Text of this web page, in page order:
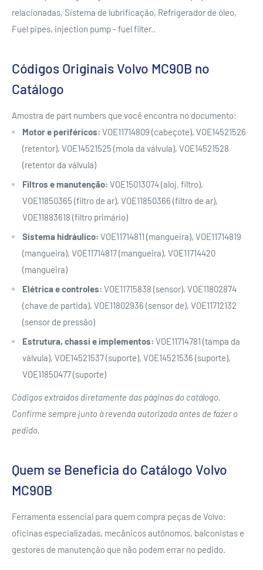
relacionadas, Sistema de lubrificação, Refrigerador de óleo,
Fuel pipes, injection pump - fuel filter..
Códigos Originais Volvo MC90B no
Catálogo
Amostra de part numbers que você encontra no documento:
Motor e periféricos: VOE11714809 (cabeçote), VOE14521526
(retentor), VOE14521525 (mola da válvula), VOE14521528
(retentor da válvula)
Filtros e manutenção: VOE15013074 (aloj. filtro),
VOE11850365 (filtro de ar), VOE11850366 (filtro de ar),
VOE11883618 (filtro primário)
Sistema hidráulico: VOE11714811 (mangueira), VOE11714819
(mangueira), VOE11714817 (mangueira), VOE11714420
(mangueira)
Elétrica e controles: VOE11715838 (sensor), VOE11802874
(chave de partida), VOE11802936 (sensor de), VOE11712132
(sensor de pressão)
Estrutura, chassi e implementos: VOE11714781 (tampa da
válvula), VOE14521537 (suporte), VOE14521536 (suporte),
VOE11850477 (suporte)
Códigos extraídos diretamente das páginas do catálogo.
Confirme sempre junto à revenda autorizada antes de fazer o
pedido.
Quem se Beneficia do Catálogo Volvo
MC90B
Ferramenta essencial para quem compra peças de Volvo:
oficinas especializadas, mecânicos autônomos, balconistas e
gestores de manutenção que não podem errar no pedido.